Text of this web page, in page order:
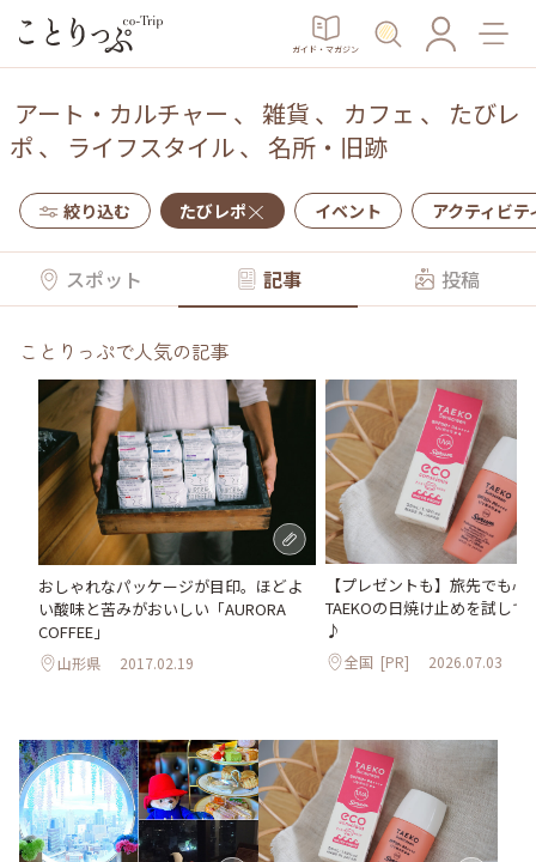
ガイド・マガジン
アート・カルチャー 、 雑貨 、 カフェ 、 たびレ
ポ 、 ライフスタイル、 名所・旧跡
絞り込む たびレポ イベント アクティビテ
スポット 記事 投稿
ことりっぷで人気の記事
おしゃれなパッケージが目印。ほどよ
い酸味と苦みがおいしい「AURORA
COFFEE」
山形県 2017.02.19
【プレゼントも】旅先でも心
TAEKOの日焼け止めを試して
♪
全国 [PR] 2026.07.03